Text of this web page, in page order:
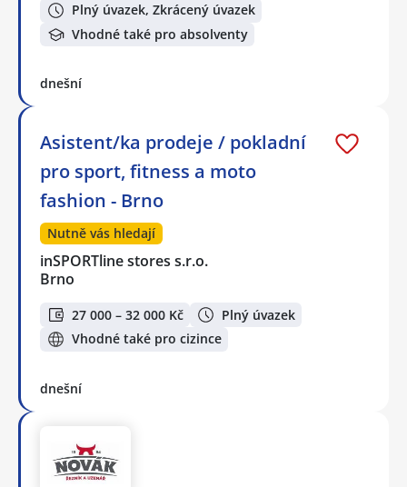
Plný úvazek, Zkrácený úvazek
Vhodné také pro absolventy
dnešní
Asistent/ka prodeje / pokladní
pro sport, fitness a moto
fashion - Brno
Nutně vás hledají
inSPORTline stores s.r.o.
Brno
27 000 – 32 000 Kč
Plný úvazek
Vhodné také pro cizince
dnešní